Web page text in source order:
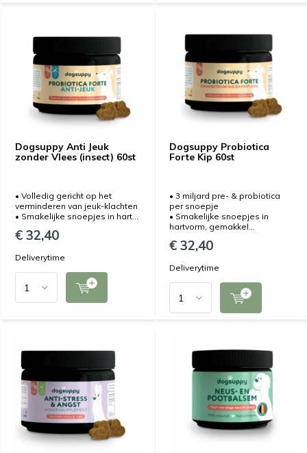
Dogsuppy Anti Jeuk
zonder Vlees (insect) 60st
• Volledig gericht op het
verminderen van jeuk-klachten
• Smakelijke snoepjes in hart...
€ 32,40
Deliverytime
Dogsuppy Probiotica
Forte Kip 60st
• 3 miljard pre- & probiotica
per snoepje
• Smakelijke snoepjes in
hartvorm, gemakkel...
€ 32,40
Deliverytime